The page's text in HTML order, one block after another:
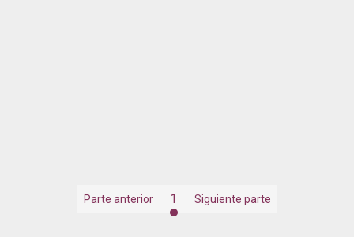
Parte anterior 1 Siguiente parte